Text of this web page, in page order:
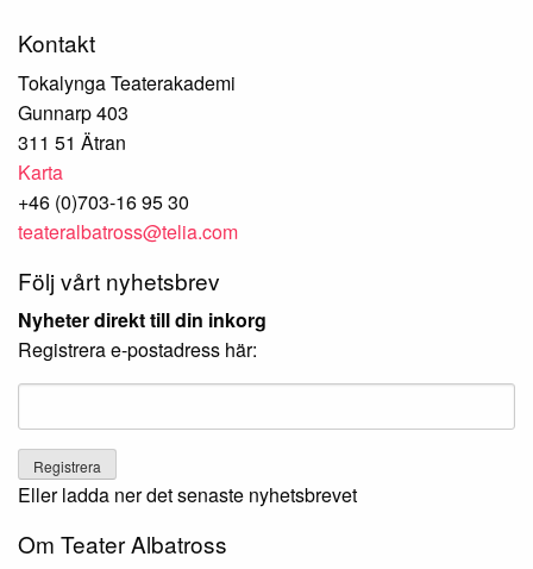
Kontakt
Tokalynga Teaterakademi
Gunnarp 403
311 51 Ätran
Karta
+46 (0)703-16 95 30
teateralbatross@telia.com
Följ vårt nyhetsbrev
Nyheter direkt till din inkorg
Registrera e-postadress här:
Eller ladda ner det senaste nyhetsbrevet
Om Teater Albatross